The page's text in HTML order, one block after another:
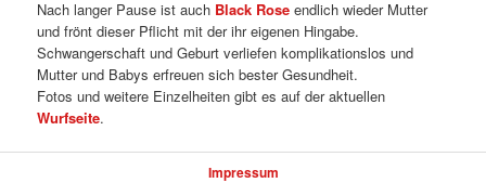
Nach langer Pause ist auch Black Rose endlich wieder Mutter
und frönt dieser Pflicht mit der ihr eigenen Hingabe.
Schwangerschaft und Geburt verliefen komplikationslos und
Mutter und Babys erfreuen sich bester Gesundheit.
Fotos und weitere Einzelheiten gibt es auf der aktuellen
Wurfseite.
Impressum